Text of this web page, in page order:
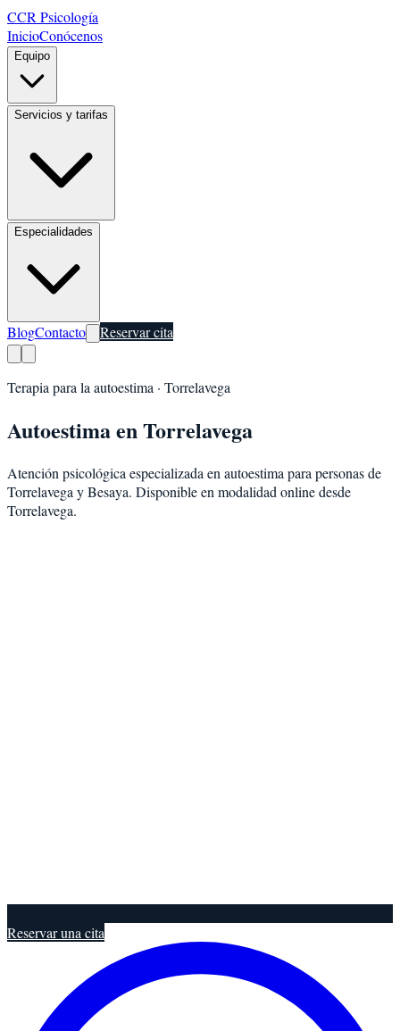
CCR Psicología
InicioConócenos
Equipo
Servicios y tarifas
Especialidades
BlogContacto Reservar cita
Terapia para la autoestima · Torrelavega
AutoestimaenTorrelavega
Atención psicológica especializada en autoestima para personas de
Torrelavega yBesaya. Disponible en modalidad online desde
Torrelavega.
Reservar una cita